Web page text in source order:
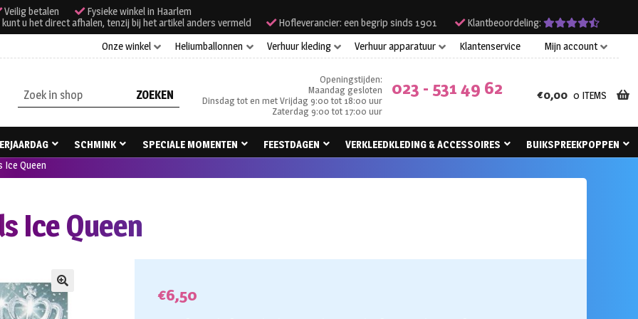
Veilig betalen
Fysieke winkel in Haarlem
u het direct afhalen, tenzij bij het artikel anders vermeld
Hofleverancier: een begrip sinds 1901
Klantbeoordeling:
Onze winkel
Heliumballonnen Verhuur kleding Verhuur apparatuur Klantenservice Mijn account
Zoeken
naar:
Openingstijden:
Maandag gesloten
Dinsdag tot en met Vrijdag 9:00 tot 18:00 uur
Zaterdag 9:00 tot 17:00 uur
023 - 531 49 62 €0,00 0 ITEMS
SCHMINK SPECIALE MOMENTEN FEESTDAGEN VERKLEEDKLEDING & ACCESSOIRES
BUIKSPREEKPOPPEN
Ice Queen
Ice Queen
🔍 €6,50